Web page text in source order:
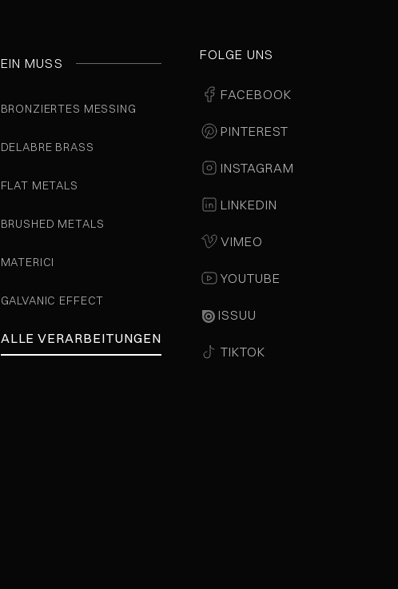
EIN MUSS
BRONZIERTES MESSING
DELABRE BRASS
FLAT METALS
BRUSHED METALS
MATERICI
GALVANIC EFFECT
ALLE VERARBEITUNGEN
FOLGE UNS
FACEBOOK
PINTEREST
INSTAGRAM
LINKEDIN
VIMEO
YOUTUBE
ISSUU
TIKTOK